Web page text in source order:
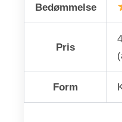
Bedømmelse
Pris
Form